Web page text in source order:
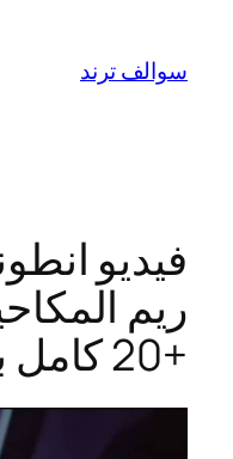
المحتوى
سوالف ترند
فيديو
ريم
+20 كامل بدقة عالية